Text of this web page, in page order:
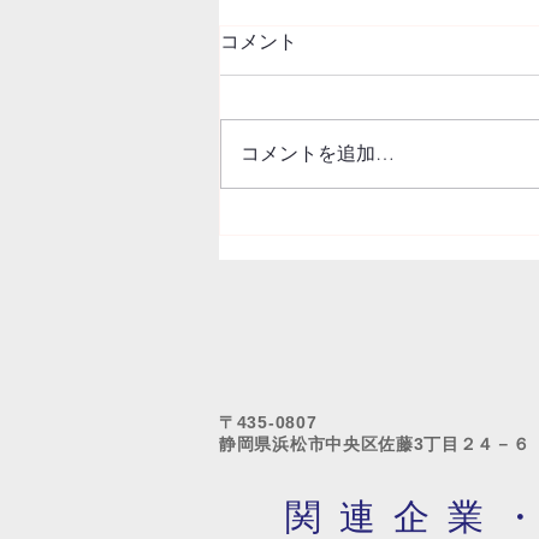
コメント
コメントを追加…
〒435-0807
静岡県浜松市中央区佐藤3丁目２４－６
関連企業